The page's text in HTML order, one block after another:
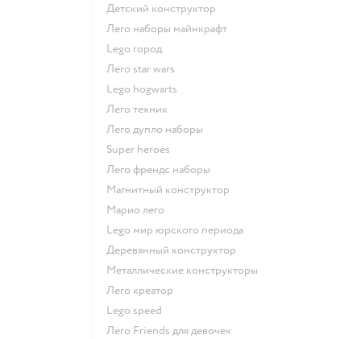
Детский конструктор
Лего наборы майнкрафт
Lego город
Лего star wars
Lego hogwarts
Лего техник
Лего дупло наборы
Super heroes
Лего френдс наборы
Магнитный конструктор
Марио лего
Lego мир юрского периода
Деревянный конструктор
Металлические конструкторы
Лего креатор
Lego speed
Лего Friends для девочек